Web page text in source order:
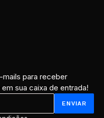
para receber
sua caixa de entrada!